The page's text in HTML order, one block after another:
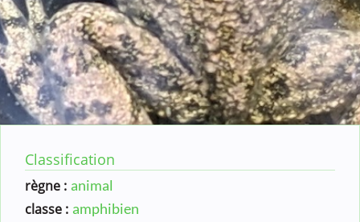
Classification
règne : animal
classe : amphibien